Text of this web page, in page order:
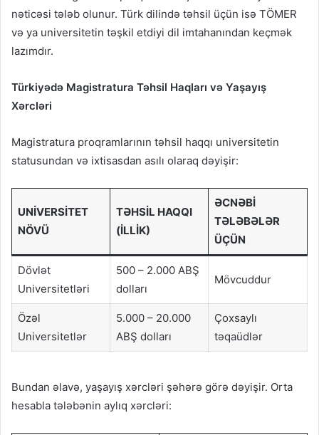
nəticəsi tələb olunur. Türk dilində təhsil üçün isə TÖMER
və ya universitetin təşkil etdiyi dil imtahanından keçmək
lazımdır.
Türkiyədə Magistratura Təhsil Haqları və Yaşayış
Xərcləri
Magistratura proqramlarının təhsil haqqı universitetin
statusundan və ixtisasdan asılı olaraq dəyişir:
UNIVERSITET
NÖVÜ
TƏHSIL HAQQI
(İLLIK)
ƏCNƏBI
TƏLƏBƏLƏR
ÜÇÜN
Dövlət
Universitetləri
500 – 2.000 ABŞ
dolları
Mövcuddur
Özəl
Universitetlər
5.000 – 20.000
ABŞ dolları
Çoxsaylı
təqaüdlər
Bundan əlavə, yaşayış xərcləri şəhərə görə dəyişir. Orta
hesabla tələbənin aylıq xərcləri: